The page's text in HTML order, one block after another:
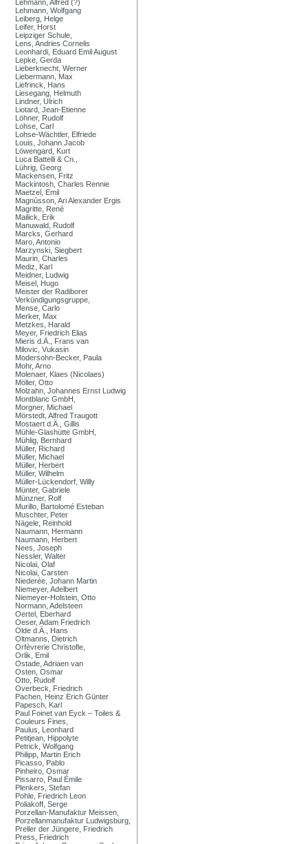
Lehmann, Alfred (?)
Lehmann, Wolfgang
Leiberg, Helge
Leifer, Horst
Leipziger Schule,
Lens, Andries Cornelis
Leonhardi, Eduard Emil August
Lepke, Gerda
Lieberknecht, Werner
Liebermann, Max
Liefrinck, Hans
Liesegang, Helmuth
Lindner, Ulrich
Liotard, Jean-Etienne
Löhner, Rudolf
Lohse, Carl
Lohse-Wächtler, Elfriede
Louis, Johann Jacob
Löwengard, Kurt
Luca Battelli & Cn.,
Lührig, Georg
Mackensen, Fritz
Mackintosh, Charles Rennie
Maetzel, Emil
Magnússon, Ari Alexander Ergis
Magritte, René
Mailick, Erik
Manuwald, Rudolf
Marcks, Gerhard
Maro, Antonio
Marzynski, Siegbert
Maurin, Charles
Mediz, Karl
Meidner, Ludwig
Meisel, Hugo
Meister der Radiborer
Verkündigungsgruppe,
Mense, Carlo
Merker, Max
Metzkes, Harald
Meyer, Friedrich Elias
Mieris d.Ä., Frans van
Milovic, Vukasin
Modersohn-Becker, Paula
Mohr, Arno
Molenaer, Klaes (Nicolaes)
Möller, Otto
Molzahn, Johannes Ernst Ludwig
Montblanc GmbH,
Morgner, Michael
Mörstedt, Alfred Traugott
Mostaert d.Ä., Gillis
Mühle-Glashütte GmbH,
Mühlig, Bernhard
Müller, Richard
Müller, Michael
Müller, Herbert
Müller, Wilhelm
Müller-Lückendorf, Willy
Münter, Gabriele
Münzner, Rolf
Murillo, Bartolomé Esteban
Muschter, Peter
Nägele, Reinhold
Naumann, Hermann
Naumann, Herbert
Nees, Joseph
Nessler, Walter
Nicolai, Olaf
Nicolai, Carsten
Niederée, Johann Martin
Niemeyer, Adelbert
Niemeyer-Holstein, Otto
Normann, Adelsteen
Oertel, Eberhard
Oeser, Adam Friedrich
Olde d.Ä., Hans
Oltmanns, Dietrich
Orfèvrerie Christofle,
Orlik, Emil
Ostade, Adriaen van
Osten, Osmar
Otto, Rudolf
Overbeck, Friedrich
Pachen, Heinz Erich Günter
Papesch, Karl
Paul Foinet van Eyck – Toiles &
Couleurs Fines,
Paulus, Leonhard
Petitjean, Hippolyte
Petrick, Wolfgang
Philipp, Martin Erich
Picasso, Pablo
Pinheiro, Osmar
Pissarro, Paul Émile
Plenkers, Stefan
Pohle, Friedrich Leon
Poliakoff, Serge
Porzellan-Manufaktur Meissen,
Porzellanmanufaktur Ludwigsburg,
Preller der Jüngere, Friedrich
Press, Friedrich